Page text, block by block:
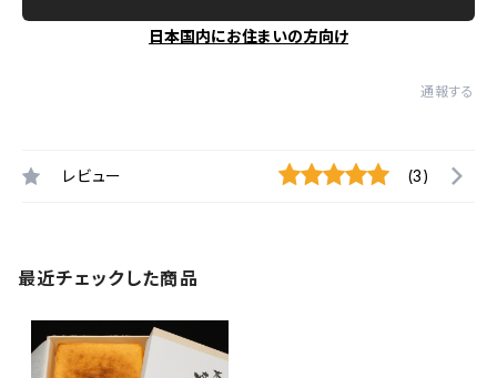
日本国内にお住まいの方向け
通報する
レビュー (3)
最近チェックした商品